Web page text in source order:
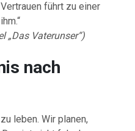
führt zu einer
„Das Vaterunser“)
nach
leben. Wir planen,